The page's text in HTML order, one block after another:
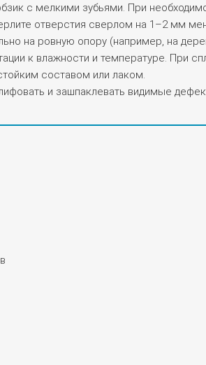
с мелкими зубьями. При
отверстия сверлом на 1–2 мм
на ровную опору (например, на
к влажности и температуре.
составом или лаком.
и зашпаклевать видимые